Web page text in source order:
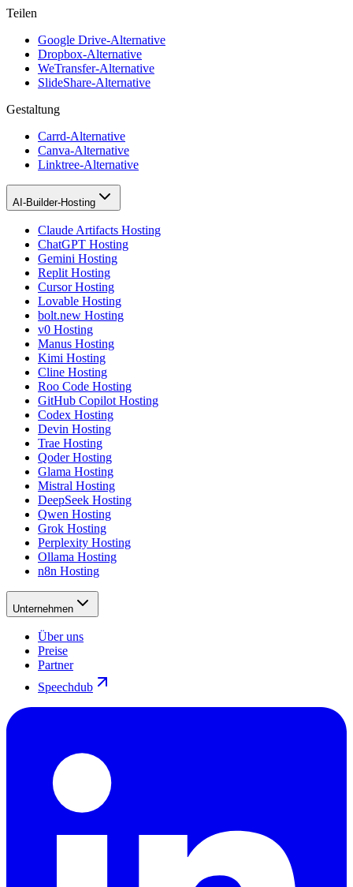
Teilen
Google Drive-Alternative
Dropbox-Alternative
WeTransfer-Alternative
SlideShare-Alternative
Gestaltung
Carrd-Alternative
Canva-Alternative
Linktree-Alternative
AI-Builder-Hosting
Claude Artifacts Hosting
ChatGPT Hosting
Gemini Hosting
Replit Hosting
Cursor Hosting
Lovable Hosting
bolt.new Hosting
v0 Hosting
Manus Hosting
Kimi Hosting
Cline Hosting
Roo Code Hosting
GitHub Copilot Hosting
Codex Hosting
Devin Hosting
Trae Hosting
Qoder Hosting
Glama Hosting
Mistral Hosting
DeepSeek Hosting
Qwen Hosting
Grok Hosting
Perplexity Hosting
Ollama Hosting
n8n Hosting
Unternehmen
Über uns
Preise
Partner
Speechdub